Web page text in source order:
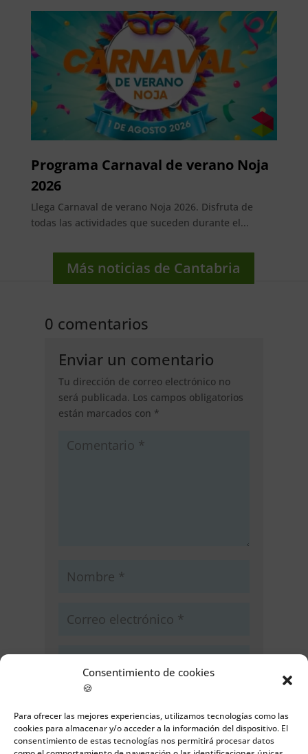
Consentimiento de cookies
🍪
Para ofrecer las mejores experiencias, utilizamos tecnologías como las
cookies para almacenar y/o acceder a la información del dispositivo. El
consentimiento de estas tecnologías nos permitirá procesar datos
Programa Carnaval de verano Noja
2026
Llega Carnaval de verano Noja 2026. Disfruta de
todas las actividades que suceden durante el...
Más noticias de Cantabria
0 comentarios
Enviar un comentario
Tu dirección de correo electrónico no
será publicada. Los campos obligatorios
están marcados con *
Guarda mi nombre, correo
electrónico y web en este navegador
para la próxima vez que comente.